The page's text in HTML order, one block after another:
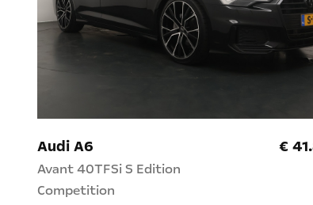
Audi A6
Avant 40TFSi S Edition
Competition
€